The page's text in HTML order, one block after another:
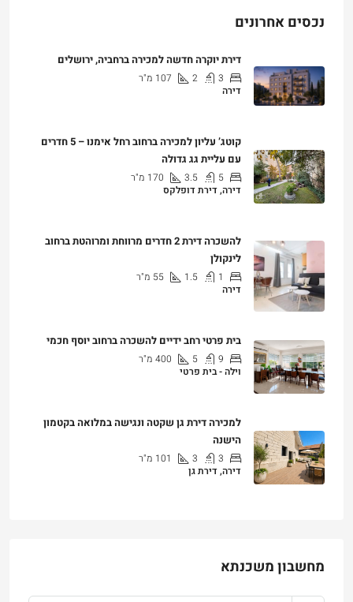
נכסים אחרונים
דירת יוקרה חדשה למכירה ברחביה, ירושלים
3
2
107 מ"ר
דירה
קוטג’ עליון למכירה ברחוב רחל אימנו – 5 חדרים
עם עליית גג גדולה
5
3.5
170 מ"ר
דירה, דירת דופלקס
להשכרה דירת 2 חדרים מרווחת ומרוהטת ברחוב
לינקולן
1
1.5
55 מ"ר
דירה
בית פרטי רחב ידיים להשכרה ברחוב יוסף חכמי
9
5
400 מ"ר
וילה - בית פרטי
למכירה דירת גן שקטה ונגישה במלואה בקטמון
הישנה
3
3
101 מ"ר
דירה, דירת גן
מחשבון משכנתא